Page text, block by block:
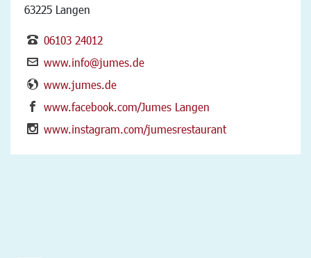
63225 Langen
06103 24012
www.info@jumes.de
www.jumes.de
www.facebook.com/Jumes Langen
www.instagram.com/jumesrestaurant